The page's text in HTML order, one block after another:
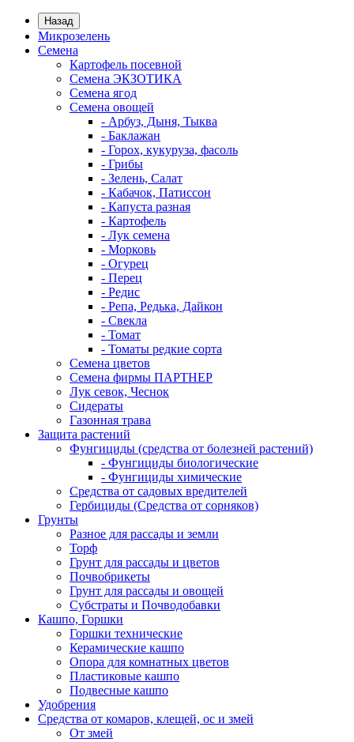
Назад
Микрозелень
Семена
Картофель посевной
Семена ЭКЗОТИКА
Семена ягод
Семена овощей
- Арбуз, Дыня, Тыква
- Баклажан
- Горох, кукуруза, фасоль
- Грибы
- Зелень, Салат
- Кабачок, Патиссон
- Капуста разная
- Картофель
- Лук семена
- Морковь
- Огурец
- Перец
- Редис
- Репа, Редька, Дайкон
- Свекла
- Томат
- Томаты редкие сорта
Семена цветов
Семена фирмы ПАРТНЕР
Лук севок, Чеснок
Сидераты
Газонная трава
Защита растений
Фунгициды (средства от болезней растений)
- Фунгициды биологические
- Фунгициды химические
Средства от садовых вредителей
Гербициды (Средства от сорняков)
Грунты
Разное для рассады и земли
Торф
Грунт для рассады и цветов
Почвобрикеты
Грунт для рассады и овощей
Субстраты и Почводобавки
Кашпо, Горшки
Горшки технические
Керамические кашпо
Опора для комнатных цветов
Пластиковые кашпо
Подвесные кашпо
Удобрения
Средства от комаров, клещей, ос и змей
От змей